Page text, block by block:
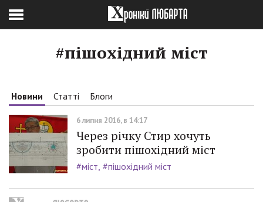
#пішохідний міст
Новини Статті Блоги
6 липня 2016, в 14:17
Через річку Стир хочуть
зробити пішохідний міст
#міст #пішохідний міст